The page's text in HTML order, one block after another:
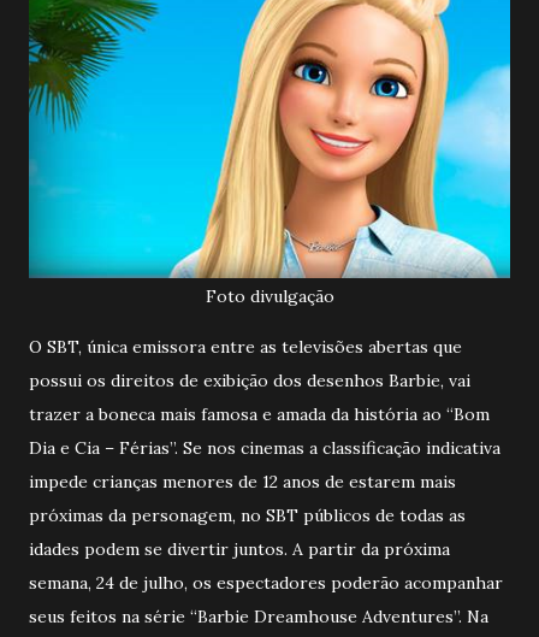
Foto divulgação
O SBT, única emissora entre as televisões abertas que
possui os direitos de exibição dos desenhos Barbie, vai
trazer a boneca mais famosa e amada da história ao “Bom
Dia e Cia – Férias”. Se nos cinemas a classificação indicativa
impede crianças menores de 12 anos de estarem mais
próximas da personagem, no SBT públicos de todas as
idades podem se divertir juntos. A partir da próxima
semana, 24 de julho, os espectadores poderão acompanhar
seus feitos na série “Barbie Dreamhouse Adventures”. Na